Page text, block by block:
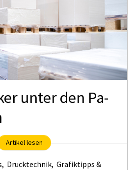
un­ter den Pa­
Artikel lesen
, Drucktechnik, Grafiktipps &